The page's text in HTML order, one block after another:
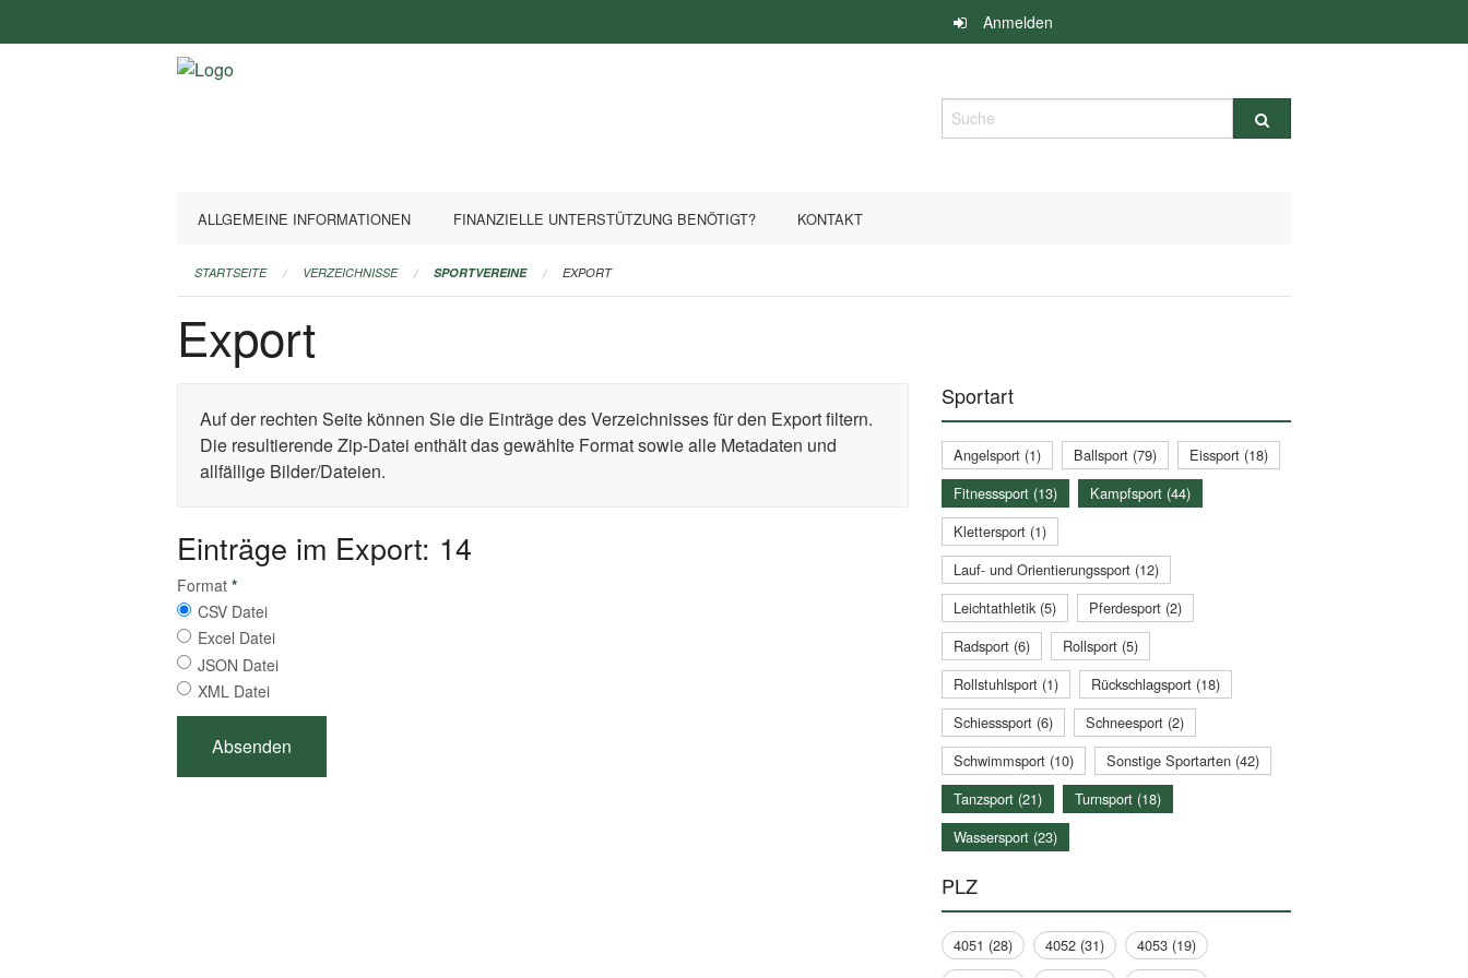
überspringen
Anmelden
Suche
ALLGEMEINE INFORMATIONEN FINANZIELLE UNTERSTÜTZUNG BENÖTIGT? KONTAKT
STARTSEITE VERZEICHNISSE SPORTVEREINE EXPORT
Export
Auf der rechten Seite können Sie die Einträge des Verzeichnisses für den Export filtern.
Die resultierende Zip-Datei enthält das gewählte Format sowie alle Metadaten und
allfällige Bilder/Dateien.
Einträge im Export: 14
Format *
CSV Datei
Excel Datei
JSON Datei
XML Datei
Sportart
Angelsport (1) Ballsport (79)
Eissport (18)
Fitnesssport (13)
Kampfsport (44)
Klettersport (1)
Lauf- und Orientierungssport (12)
Leichtathletik (5)
Pferdesport (2)
Radsport (6)
Rollsport (5)
Rollstuhlsport (1)
Rückschlagsport (18)
Schiesssport (6)
Schneesport (2)
Schwimmsport (10)
Sonstige Sportarten (42)
Tanzsport (21)
Turnsport (18)
Wassersport (23)
PLZ
4051 (28) 4052 (31)
4053 (19)